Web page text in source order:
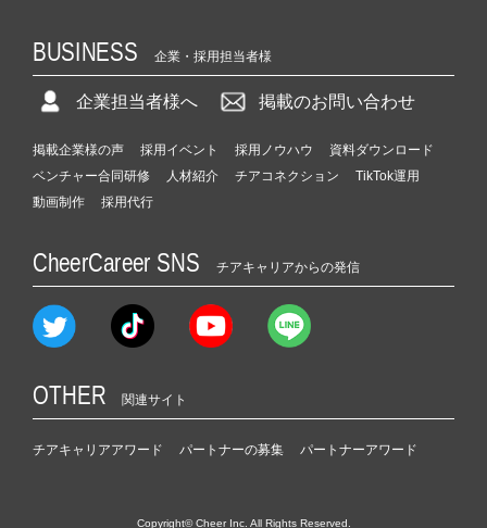
BUSINESS 企業・採用担当者様
企業担当者様へ 掲載のお問い合わせ
掲載企業様の声 採用イベント 採用ノウハウ
資料ダウンロード
ベンチャー合同研修
人材紹介 チアコネクション
TikTok運用
動画制作
採用代行
CheerCareer SNS チアキャリアからの発信
OTHER 関連サイト
チアキャリアアワード パートナーの募集 パートナーアワード
Copyright© Cheer Inc. All Rights Reserved.